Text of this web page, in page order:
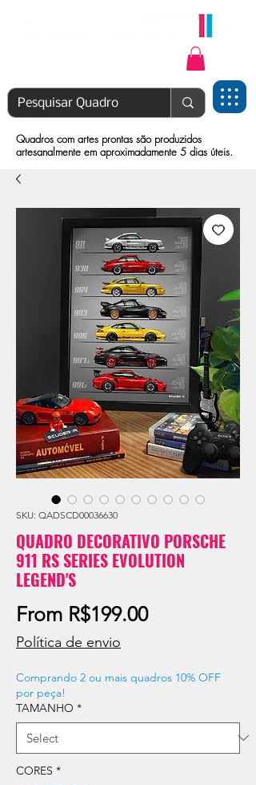
Quadros com artes prontas são produzidos
artesanalmente em aproximadamente 5 dias úteis.
SKU: QADSCD00036630
QUADRO DECORATIVO PORSCHE
911 RS SERIES EVOLUTION
LEGEND'S
From R$199.00Sale
Política de envio
Comprando 2 ou mais quadros 10% OFF
por peça!
TAMANHO *
CORES *